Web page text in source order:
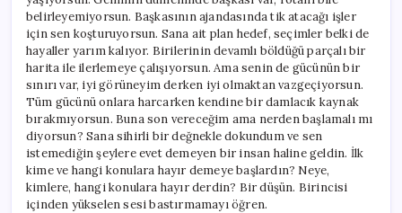
belirleyemiyorsun. Başkasının ajandasında tik atacağı işler
için sen koşturuyorsun. Sana ait plan hedef, seçimler belki de
hayaller yarım kalıyor. Birilerinin devamlı böldüğü parçalı bir
harita ile ilerlemeye çalışıyorsun. Ama senin de gücünün bir
sınırı var, iyi görüneyim derken iyi olmaktan vazgeçiyorsun.
Tüm gücünü onlara harcarken kendine bir damlacık kaynak
bırakmıyorsun. Buna son vereceğim ama nerden başlamalı mı
diyorsun? Sana sihirli bir değnekle dokundum ve sen
istemediğin şeylere evet demeyen bir insan haline geldin. İlk
kime ve hangi konulara hayır demeye başlardın? Neye,
kimlere, hangi konulara hayır derdin? Bir düşün. Birincisi
içinden yükselen sesi bastırmamayı öğren.